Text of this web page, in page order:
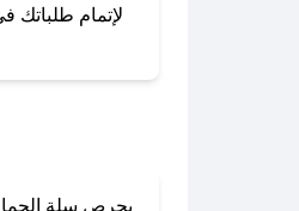
لإتمام طلباتك